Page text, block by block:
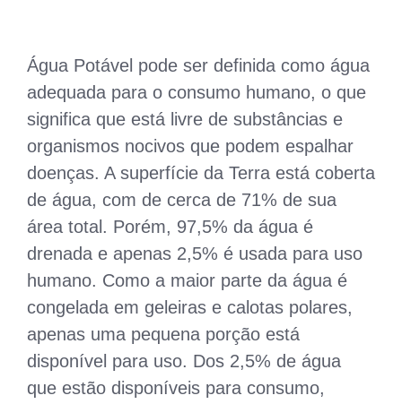
Água Potável pode ser definida como água
adequada para o consumo humano, o que
significa que está livre de substâncias e
organismos nocivos que podem espalhar
doenças. A superfície da Terra está coberta
de água, com de cerca de 71% de sua
área total. Porém, 97,5% da água é
drenada e apenas 2,5% é usada para uso
humano. Como a maior parte da água é
congelada em geleiras e calotas polares,
apenas uma pequena porção está
disponível para uso. Dos 2,5% de água
que estão disponíveis para consumo,